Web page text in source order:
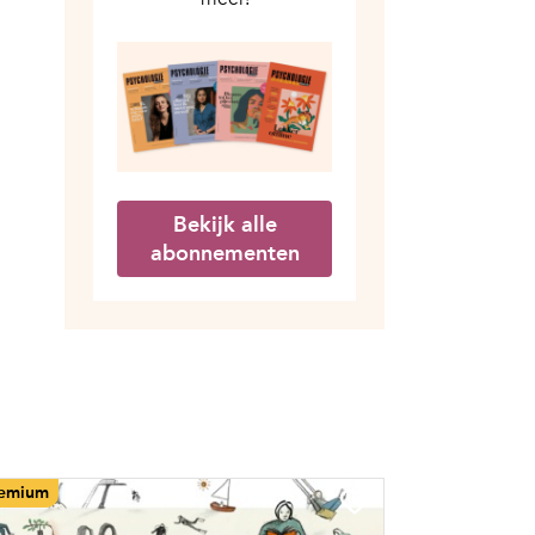
Bekijk alle
abonnementen